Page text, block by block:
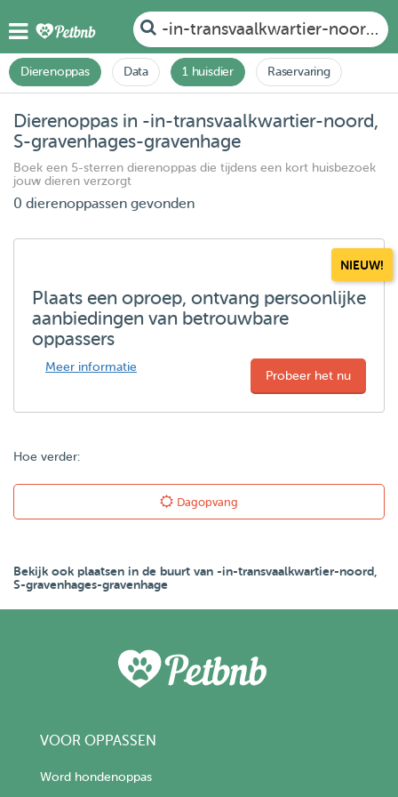
-in-transvaalkwartier-noord,
Dierenoppas Data 1 huisdier Raservaring
Dierenoppas in -in-transvaalkwartier-noord,
S-gravenhages-gravenhage
Boek een 5-sterren dierenoppas die tijdens een kort huisbezoek
jouw dieren verzorgt
0 dierenoppassen gevonden
NIEUW!
Plaats een oproep, ontvang persoonlijke
aanbiedingen van betrouwbare
oppassers
Meer informatie
Probeer het nu
Hoe verder:
Dagopvang
Bekijk ook plaatsen in de buurt van -in-transvaalkwartier-noord,
S-gravenhages-gravenhage
VOOR OPPASSEN
Word hondenoppas